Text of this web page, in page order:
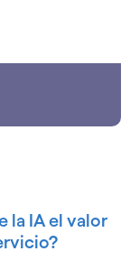
la IA el valor